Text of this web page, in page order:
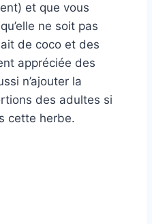
et que vous
ne soit pas
de coco et des
appréciée des
n’ajouter la
des adultes si
cette herbe.